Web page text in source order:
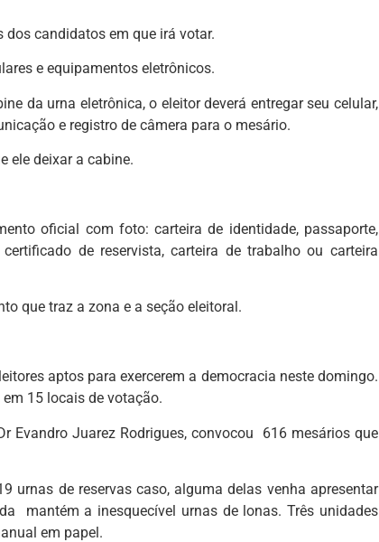
dos candidatos em que irá votar.
e equipamentos eletrônicos.
da urna eletrônica, o eleitor deverá entregar seu celular,
e registro de câmera para o mesário.
ele deixar a cabine.
oficial com foto: carteira de identidade, passaporte,
de reservista, carteira de trabalho ou carteira
que traz a zona e a seção eleitoral.
aptos para exercerem a democracia neste domingo.
15 locais de votação.
Evandro Juarez Rodrigues, convocou 616 mesários que
urnas de reservas caso, alguma delas venha apresentar
mantém a inesquecível urnas de lonas. Três unidades
em papel.